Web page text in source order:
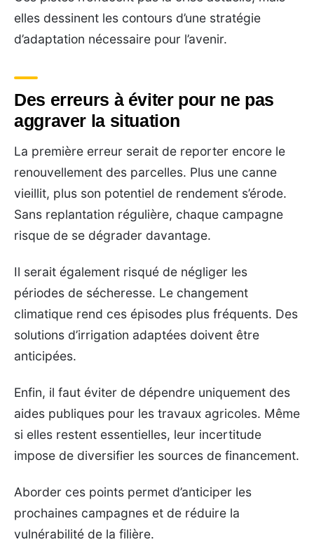
elles dessinent les contours d’une stratégie
d’adaptation nécessaire pour l’avenir.
Des erreurs à éviter pour ne pas
aggraver la situation
La première erreur serait de reporter encore le
renouvellement des parcelles. Plus une canne
vieillit, plus son potentiel de rendement s’érode.
Sans replantation régulière, chaque campagne
risque de se dégrader davantage.
Il serait également risqué de négliger les
périodes de sécheresse. Le changement
climatique rend ces épisodes plus fréquents. Des
solutions d’irrigation adaptées doivent être
anticipées.
Enfin, il faut éviter de dépendre uniquement des
aides publiques pour les travaux agricoles. Même
si elles restent essentielles, leur incertitude
impose de diversifier les sources de financement.
Aborder ces points permet d’anticiper les
prochaines campagnes et de réduire la
vulnérabilité de la filière.